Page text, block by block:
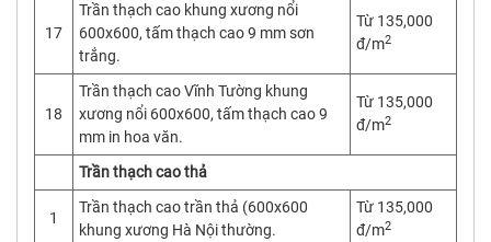
17
Trần thạch cao khung xương nổi
600x600, tấm thạch cao 9 mm sơn
trắng.
Từ 135,000
đ/m2
18
Trần thạch cao Vĩnh Tường khung
xương nổi 600x600, tấm thạch cao 9
mm in hoa văn.
Từ 135,000
đ/m2
Trần thạch cao thả
1
Trần thạch cao trần thả (600x600
khung xương Hà Nội thường.
Từ 135,000
đ/m2